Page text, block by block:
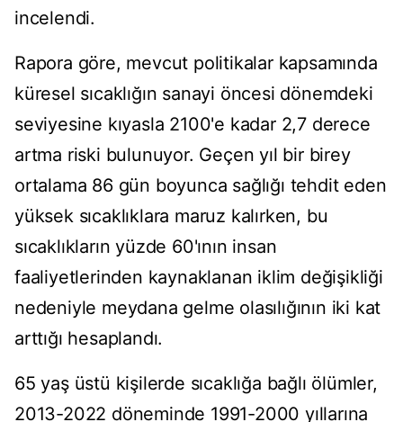
incelendi.
Rapora göre, mevcut politikalar kapsamında
küresel sıcaklığın sanayi öncesi dönemdeki
seviyesine kıyasla 2100'e kadar 2,7 derece
artma riski bulunuyor. Geçen yıl bir birey
ortalama 86 gün boyunca sağlığı tehdit eden
yüksek sıcaklıklara maruz kalırken, bu
sıcaklıkların yüzde 60'ının insan
faaliyetlerinden kaynaklanan iklim değişikliği
nedeniyle meydana gelme olasılığının iki kat
arttığı hesaplandı.
65 yaş üstü kişilerde sıcaklığa bağlı ölümler,
2013-2022 döneminde 1991-2000 yıllarına